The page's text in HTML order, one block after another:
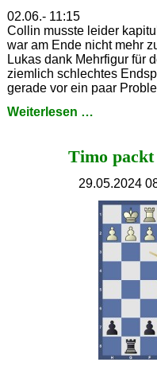
02.06.- 11:15
Collin musste leider
war am Ende nicht mehr
Lukas dank Mehrfigur für
ziemlich schlechtes
gerade vor ein paar
Weiterlesen …
Timo packt
29.05.2024